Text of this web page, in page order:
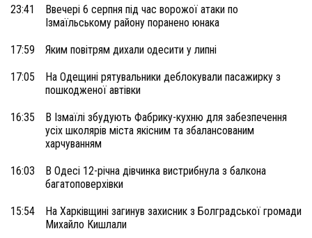
23:41
Ввечері 6 серпня під час ворожої атаки по
Ізмаїльському району поранено юнака
17:59 Яким повітрям дихали одесити у липні
17:05
На Одещині рятувальники деблокували пасажирку з
пошкодженої автівки
16:35
В Ізмаїлі збудують Фабрику-кухню для забезпечення
усіх школярів міста якісним та збалансованим
харчуванням
16:03
В Одесі 12-річна дівчинка вистрибнула з балкона
багатоповерхівки
15:54
На Харківщині загинув захисник з Болградської громади
Михайло Кишлали